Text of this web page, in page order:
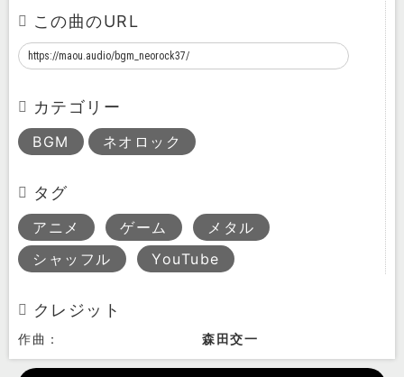
この曲のURL
カテゴリー
BGM ネオロック
タグ
アニメ ゲーム
メタル
シャッフル
YouTube
クレジット
作曲： 森田交一